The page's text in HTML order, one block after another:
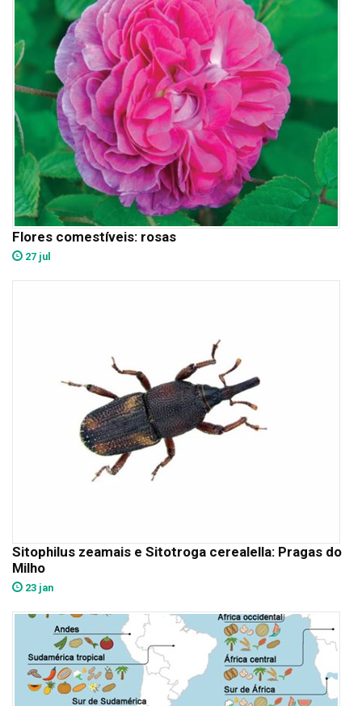
Flores comestíveis: rosas
27 jul
Sitophilus zeamais e Sitotroga cerealella: Pragas do
Milho
23 jan